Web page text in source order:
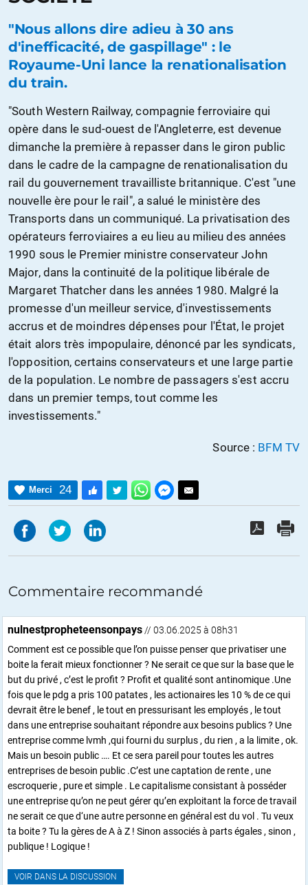
"Nous allons dire adieu à 30 ans
d'inefficacité, de gaspillage" : le
Royaume-Uni lance la renationalisation
du train.
"South Western Railway, compagnie ferroviaire qui
opère dans le sud-ouest de l'Angleterre, est devenue
dimanche la première à repasser dans le giron public
dans le cadre de la campagne de renationalisation du
rail du gouvernement travailliste britannique. C'est "une
nouvelle ère pour le rail", a salué le ministère des
Transports dans un communiqué. La privatisation des
opérateurs ferroviaires a eu lieu au milieu des années
1990 sous le Premier ministre conservateur John
Major, dans la continuité de la politique libérale de
Margaret Thatcher dans les années 1980. Malgré la
promesse d'un meilleur service, d'investissements
accrus et de moindres dépenses pour l'État, le projet
était alors très impopulaire, dénoncé par les syndicats,
l'opposition, certains conservateurs et une large partie
de la population. Le nombre de passagers s'est accru
dans un premier temps, tout comme les
investissements."
Source : BFM TV
Merci 24
Commentaire recommandé
nulnestpropheteensonpays // 03.06.2025 à 08h31
Comment est ce possible que l’on puisse penser que privatiser une
boite la ferait mieux fonctionner ? Ne serait ce que sur la base que le
but du privé , c’est le profit ? Profit et qualité sont antinomique .Une
fois que le pdg a pris 100 patates , les actionaires les 10 % de ce qui
devrait être le benef , le tout en pressurisant les employés , le tout
dans une entreprise souhaitant répondre aux besoins publics ? Une
entreprise comme lvmh ,qui fourni du surplus , du rien , a la limite , ok.
Mais un besoin public …. Et ce sera pareil pour toutes les autres
entreprises de besoin public .C’est une captation de rente , une
escroquerie , pure et simple . Le capitalisme consistant à posséder
une entreprise qu’on ne peut gérer qu’en exploitant la force de travail
ne serait ce que d‘une autre personne en général est du vol . Tu veux
ta boite ? Tu la gères de A à Z ! Sinon associés à parts égales , sinon ,
publique ! Logique !
VOIR DANS LA DISCUSSION